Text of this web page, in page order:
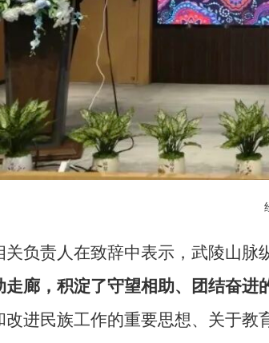
负责人在致辞中表示，武陵山脉
廊，积淀了守望相助、团结奋进
进民族工作的重要思想、关于